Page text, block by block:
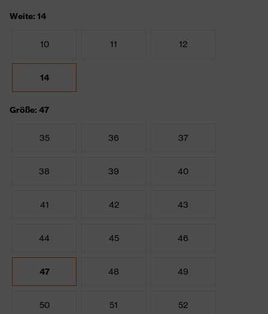
Weite: 14
10 11 12
14
Größe: 47
35 36 37
38 39 40
41 42 43
44 45 46
47 48 49
50 51 52